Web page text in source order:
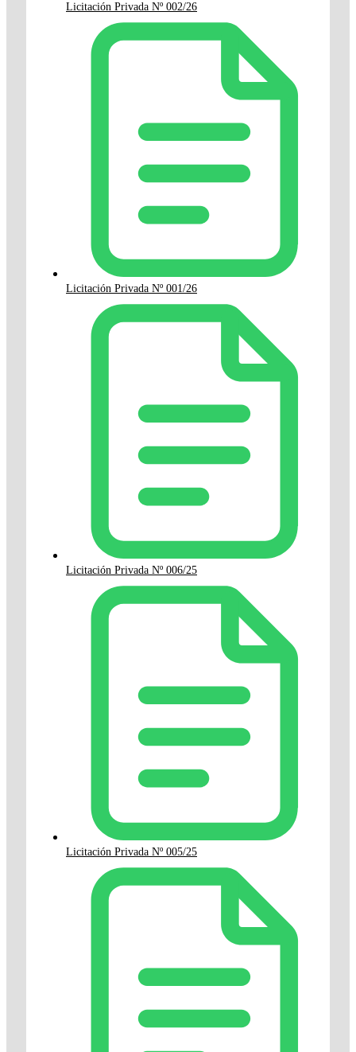
Licitación Privada Nº 002/26
Licitación Privada Nº 001/26
Licitación Privada Nº 006/25
Licitación Privada Nº 005/25